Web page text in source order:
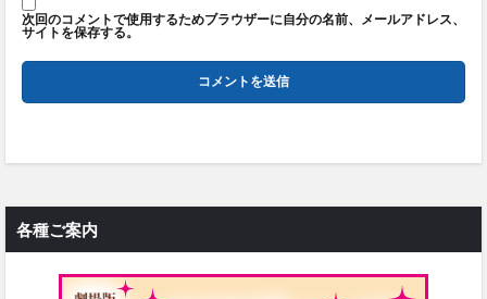
次回のコメントで使用するためブラウザーに自分の名前、メールアドレス、
サイトを保存する。
各種ご案内